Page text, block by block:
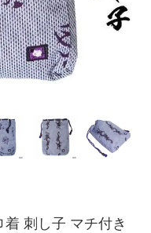
刺し子 マチ付き